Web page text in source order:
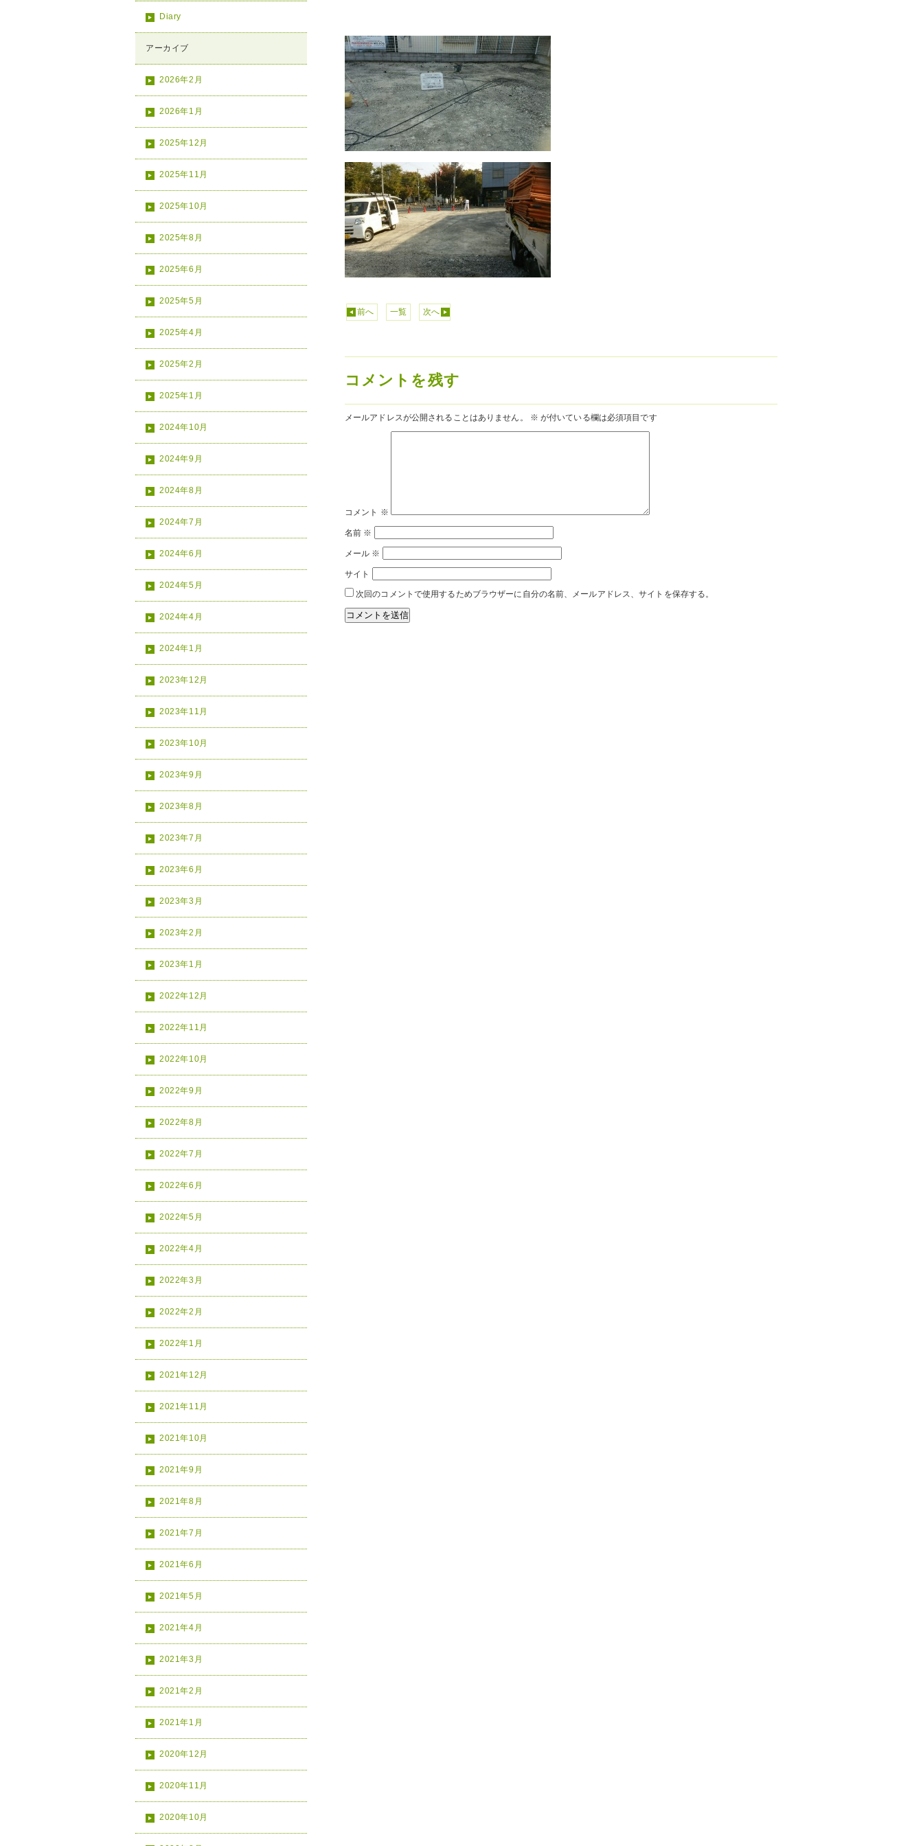
Diary
アーカイブ
2026年2月
2026年1月
2025年12月
2025年11月
2025年10月
2025年8月
2025年6月
2025年5月
2025年4月
2025年2月
2025年1月
2024年10月
2024年9月
2024年8月
2024年7月
2024年6月
2024年5月
2024年4月
2024年1月
2023年12月
2023年11月
2023年10月
2023年9月
2023年8月
2023年7月
2023年6月
2023年3月
2023年2月
2023年1月
2022年12月
2022年11月
2022年10月
2022年9月
2022年8月
2022年7月
2022年6月
2022年5月
2022年4月
2022年3月
2022年2月
2022年1月
2021年12月
2021年11月
2021年10月
2021年9月
2021年8月
2021年7月
2021年6月
2021年5月
2021年4月
2021年3月
2021年2月
2021年1月
2020年12月
2020年11月
2020年10月
前へ 一覧 次へ
コメントを残す
メールアドレスが公開されることはありません。 ※ が付いている欄は必須項目です
コメント ※
名前 ※
メール ※
サイト
次回のコメントで使用するためブラウザーに自分の名前、メールアドレス、サイトを保存する。